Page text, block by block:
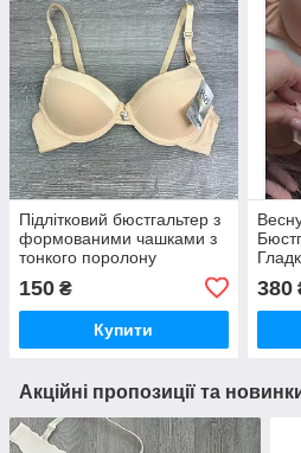
Підлітковий бюстгальтер з
формованими чашками з
тонкого поролону
150 ₴
Купити
380
Акційні пропозиції та